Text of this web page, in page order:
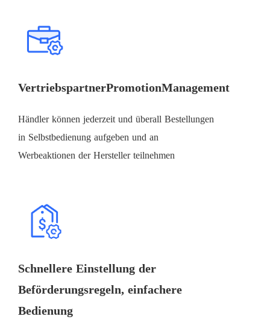
VertriebspartnerPromotionManagement
Händler können jederzeit und überall Bestellungen
in Selbstbedienung aufgeben und an
Werbeaktionen der Hersteller teilnehmen
Schnellere Einstellung der
Beförderungsregeln, einfachere
Bedienung